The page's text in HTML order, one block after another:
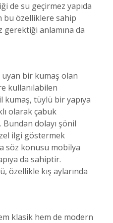
de su geçirmez yapıda
bu özelliklere sahip
gerektiği anlamına da
uyan bir kumaş olan
kullanılabilen
tüylü bir yapıya
olarak çabuk
dolayı şönil
ilgi göstermek
söz konusu mobilya
da sahiptir.
özellikle kış aylarında
klasik hem de modern